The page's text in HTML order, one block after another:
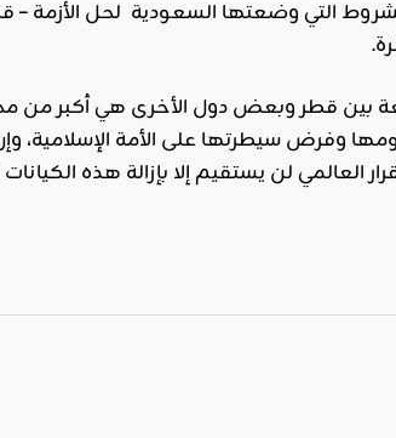
التي وضعتها السعودية لحل
بين قطر وبعض دول الأخرى هي أكبر من
وفرض سيطرتها على الأمة الإسلامية،
العالمي لن يستقيم إلا بإزالة هذه